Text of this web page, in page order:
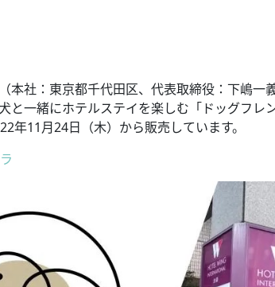
本社：東京都千代田区、代表取締役：下嶋一
と一緒にホテルステイを楽しむ「ドッグフレ
年11月24日（木）から販売しています。